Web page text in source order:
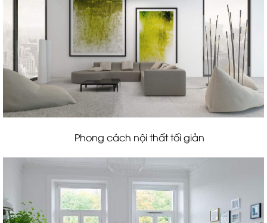
Phong cách nội thất tối giản